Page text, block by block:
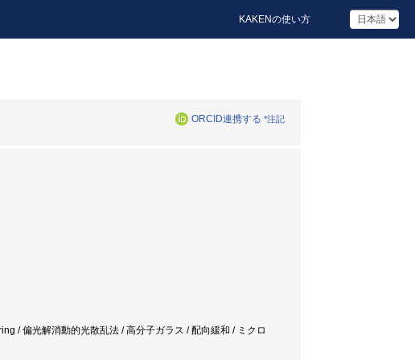
KAKENの使い方
ORCID連携する *注記
/ 偏光解消動的光散乱法 / 高分子ガラス / 配向緩和 / ミクロ